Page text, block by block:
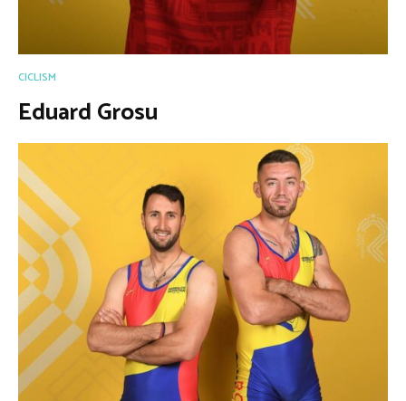
CICLISM
Eduard Grosu